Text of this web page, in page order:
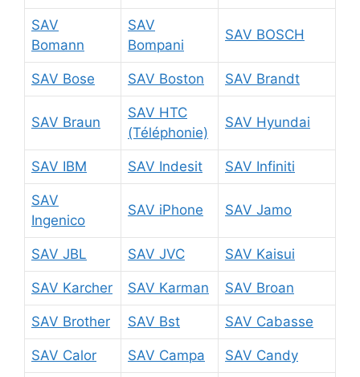
SAV
Bomann
SAV
Bompani
SAV BOSCH
SAV Bose SAV Boston SAV Brandt
SAV Braun
SAV HTC
(Téléphonie)
SAV Hyundai
SAV IBM SAV Indesit SAV Infiniti
SAV
Ingenico
SAV iPhone SAV Jamo
SAV JBL SAV JVC SAV Kaisui
SAV Karcher SAV Karman SAV Broan
SAV Brother SAV Bst SAV Cabasse
SAV Calor SAV Campa SAV Candy